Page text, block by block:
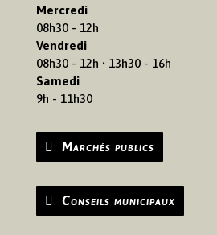
Mercredi
08h30 - 12h
Vendredi
08h30 - 12h • 13h30 - 16h
Samedi
9h - 11h30
Marchés publics
Conseils municipaux